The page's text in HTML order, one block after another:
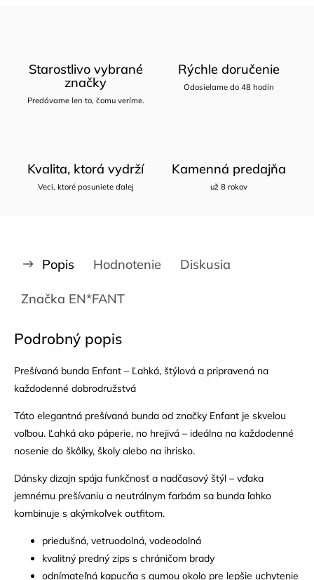
Starostlivo vybrané
značky
Predávame len to, čomu veríme.
Rýchle doručenie
Odosielame do 48 hodín
Kvalita, ktorá vydrží
Veci, ktoré posuniete ďalej
Kamenná predajňa
už 8 rokov
Popis Hodnotenie Diskusia
Značka EN*FANT
Podrobný popis
Prešívaná bunda Enfant – Ľahká, štýlová a pripravená na
každodenné dobrodružstvá
Táto elegantná prešívaná bunda od značky Enfant je skvelou
voľbou. Ľahká ako páperie, no hrejivá – ideálna na každodenné
nosenie do škôlky, školy alebo na ihrisko.
Dánsky dizajn spája funkčnosť a nadčasový štýl – vďaka
jemnému prešívaniu a neutrálnym farbám sa bunda ľahko
kombinuje s akýmkoľvek outfitom.
priedušná, vetruodolná, vodeodolná
kvalitný predný zips s chráničom brady
odnímateľná kapucňa s gumou okolo pre lepšie uchytenie